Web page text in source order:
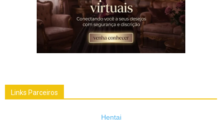
Links Parceiros
Hentai